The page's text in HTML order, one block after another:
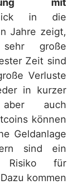
mit
in die
Jahre zeigt,
große
Zeit sind
Verluste
in kurzer
aber auch
können
Geldanlage
sind ein
Risiko für
kommen